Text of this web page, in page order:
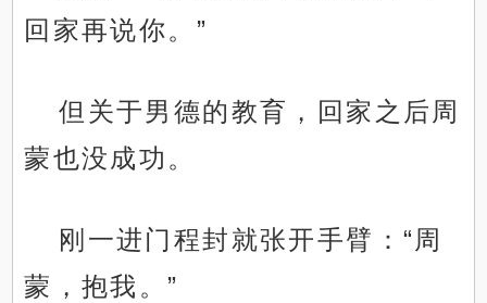
回家再说你。”
但关于男德的教育，回家之后周
蒙也没成功。
刚一进门程封就张开手臂：“周
蒙，抱我。”